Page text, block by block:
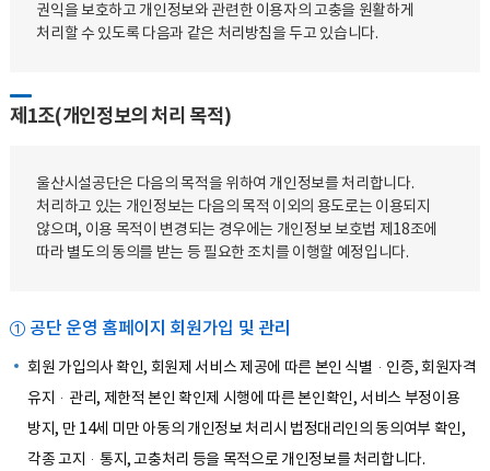
권익을 보호하고 개인정보와 관련한 이용자의 고충을 원활하게
처리할 수 있도록 다음과 같은 처리방침을 두고 있습니다.
제1조(개인정보의 처리 목적)
울산시설공단은 다음의 목적을 위하여 개인정보를 처리합니다.
처리하고 있는 개인정보는 다음의 목적 이외의 용도로는 이용되지
않으며, 이용 목적이 변경되는 경우에는 개인정보 보호법 제18조에
따라 별도의 동의를 받는 등 필요한 조치를 이행할 예정입니다.
① 공단 운영 홈페이지 회원가입 및 관리
회원 가입의사 확인, 회원제 서비스 제공에 따른 본인 식별·인증, 회원자격
유지·관리, 제한적 본인 확인제 시행에 따른 본인확인, 서비스 부정이용
방지, 만 14세 미만 아동의 개인정보 처리시 법정대리인의 동의여부 확인,
각종 고지·통지, 고충처리 등을 목적으로 개인정보를 처리합니다.